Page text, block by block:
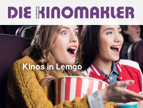
Kinos in Lemgo